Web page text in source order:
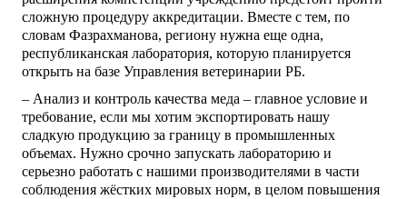
сложную процедуру аккредитации. Вместе с тем, по
словам Фазрахманова, региону нужна еще одна,
республиканская лаборатория, которую планируется
открыть на базе Управления ветеринарии РБ.
– Анализ и контроль качества меда – главное условие и
требование, если мы хотим экспортировать нашу
сладкую продукцию за границу в промышленных
объемах. Нужно срочно запускать лабораторию и
серьезно работать с нашими производителями в части
соблюдения жёстких мировых норм, в целом повышения